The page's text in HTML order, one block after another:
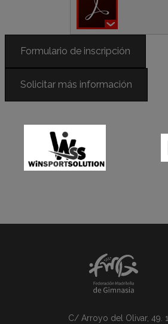
Formulario de inscripción
Solicitar más información
C/ Arroyo del Olivar, 49.